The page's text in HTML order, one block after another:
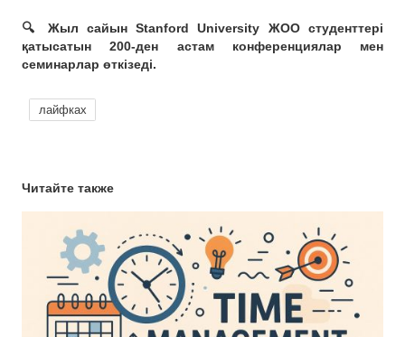
🔍 Жыл сайын Stanford University ЖОО студенттері
қатысатын 200-ден астам конференциялар мен
семинарлар өткізеді.
лайфках
Читайте также